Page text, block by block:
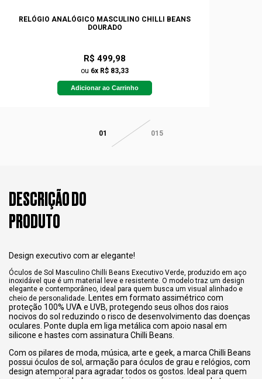
RELÓGIO ANALÓGICO MASCULINO CHILLI BEANS
DOURADO
R$ 499,98
ou 6x R$ 83,33
Adicionar ao Carrinho
01 015
DESCRIÇÃO DO
PRODUTO
Design executivo com ar elegante!
Óculos de Sol Masculino Chilli Beans Executivo Verde, produzido em aço
inoxidável que é um material leve e resistente. O modelo traz um design
elegante e contemporâneo, ideal para quem busca um visual alinhado e
cheio de personalidade. Lentes em formato assimétrico com
proteção 100% UVA e UVB, protegendo seus olhos dos raios
nocivos do sol reduzindo o risco de desenvolvimento das doenças
oculares. Ponte dupla em liga metálica com apoio nasal em
silicone e hastes com assinatura Chilli Beans.
Com os pilares de moda, música, arte e geek, a marca Chilli Beans
possui óculos de sol, armação para óculos de grau e relógios, com
design atemporal para agradar todos os gostos. Ideal para quem